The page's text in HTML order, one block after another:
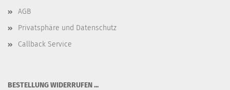
AGB
Privatsphäre und Datenschutz
Callback Service
BESTELLUNG WIDERRUFEN ...